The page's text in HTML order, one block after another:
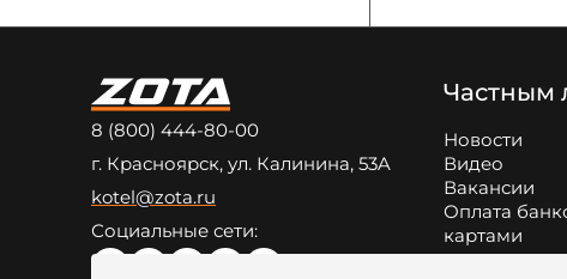
8 (800) 444-80-00
г. Красноярск, ул. Калинина, 53A
kotel@zota.ru
Социальные сети:
Частным
Новости
Видео
Вакансии
Оплата
картами